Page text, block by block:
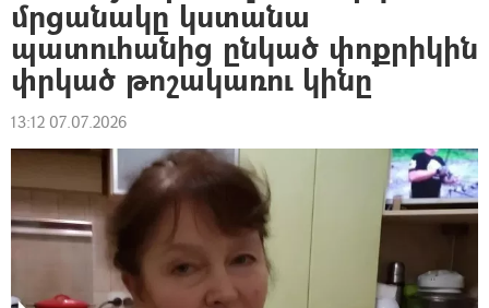
մրցանակը կստանա
պատուհանից ընկած փոքրիկին
փրկած թոշակառու կինը
13:12 07.07.2026